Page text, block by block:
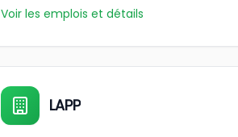
Voir les emplois et détails
LAPP